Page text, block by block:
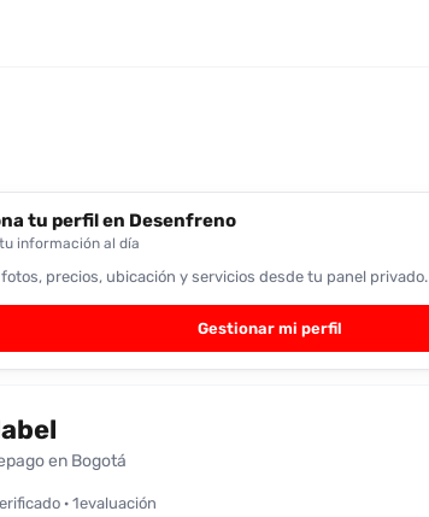
tu perfil en Desenfreno
información al día
precios, ubicación y servicios desde tu panel privado.
Gestionar mi perfil
en Bogotá
· 1evaluación